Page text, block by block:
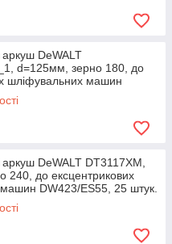
DeWALT
d=125мм, зерно 180, до
шліфувальних машин
DeWALT DT3117XM,
240, до ексцентрикових
DW423/ES55, 25 штук.